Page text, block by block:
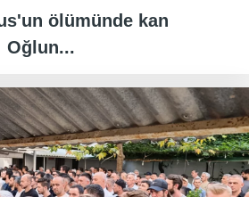
ölümünde kan
Oğlun...